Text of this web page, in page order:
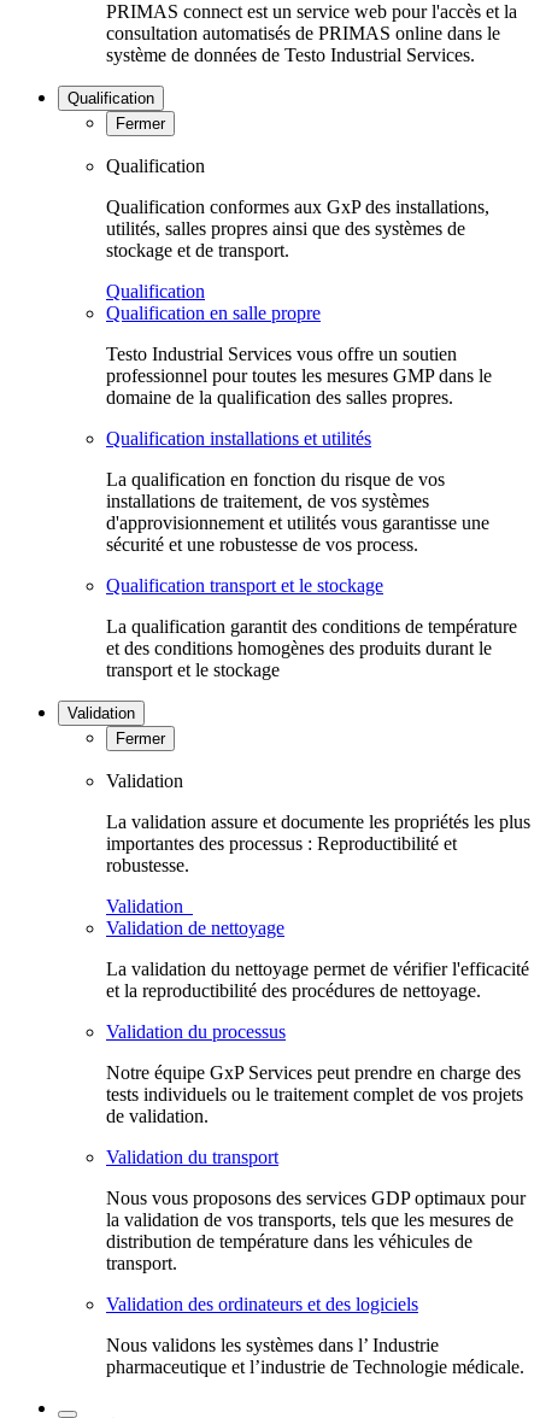
PRIMAS connect est un service web pour l'accès et la
consultation automatisés de PRIMAS online dans le
système de données de Testo Industrial Services.
Qualification
Fermer
Qualification
Qualification conformes aux GxP des installations,
utilités, salles propres ainsi que des systèmes de
stockage et de transport.
Qualification
Qualification en salle propre
Testo Industrial Services vous offre un soutien
professionnel pour toutes les mesures GMP dans le
domaine de la qualification des salles propres.
Qualification installations et utilités
La qualification en fonction du risque de vos
installations de traitement, de vos systèmes
d'approvisionnement et utilités vous garantisse une
sécurité et une robustesse de vos process.
Qualification transport et le stockage
La qualification garantit des conditions de température
et des conditions homogènes des produits durant le
transport et le stockage
Validation
Fermer
Validation
La validation assure et documente les propriétés les plus
importantes des processus : Reproductibilité et
robustesse.
Validation
Validation de nettoyage
La validation du nettoyage permet de vérifier l'efficacité
et la reproductibilité des procédures de nettoyage.
Validation du processus
Notre équipe GxP Services peut prendre en charge des
tests individuels ou le traitement complet de vos projets
de validation.
Validation du transport
Nous vous proposons des services GDP optimaux pour
la validation de vos transports, tels que les mesures de
distribution de température dans les véhicules de
transport.
Validation des ordinateurs et des logiciels
Nous validons les systèmes dans l’ Industrie
pharmaceutique et l’industrie de Technologie médicale.